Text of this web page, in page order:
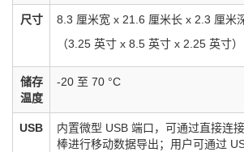
尺寸
8.3 厘米宽 x 21.6 厘米长 x 2.3 厘米
（3.25 英寸 x 8.5 英寸 x 2.25 英寸）
储存
温度
-20 至 70 °C
USB
内置微型 USB 端口，可通过直接连
棒进行移动数据导出；用户可通过